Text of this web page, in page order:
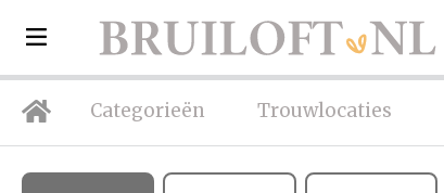
Categorieën Trouwlocaties